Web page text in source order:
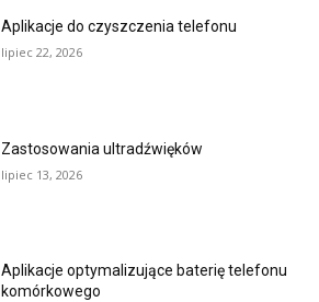
Aplikacje do czyszczenia telefonu
lipiec 22, 2026
Zastosowania ultradźwięków
lipiec 13, 2026
Aplikacje optymalizujące baterię telefonu
komórkowego